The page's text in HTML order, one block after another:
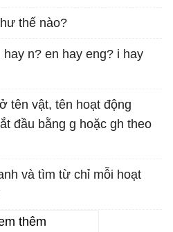
thế nào?
n? en hay eng? i hay
tên vật, tên hoạt động
đầu bằng g hoặc gh theo
và tìm từ chỉ mỗi hoạt
thêm